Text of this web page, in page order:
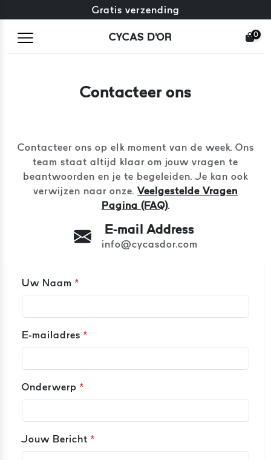
Gratis omruiling + gratis retourneren
Gratis verzending
CYCAS D'OR 0
Contacteer ons
Contacteer ons op elk moment van de week. Ons
team staat altijd klaar om jouw vragen te
beantwoorden en je te begeleiden. Je kan ook
verwijzen naar onze. Veelgestelde Vragen
Pagina (FAQ).
E-mail Address
info@cycasdor.com
Uw Naam *
E-mailadres *
Onderwerp *
Jouw Bericht *